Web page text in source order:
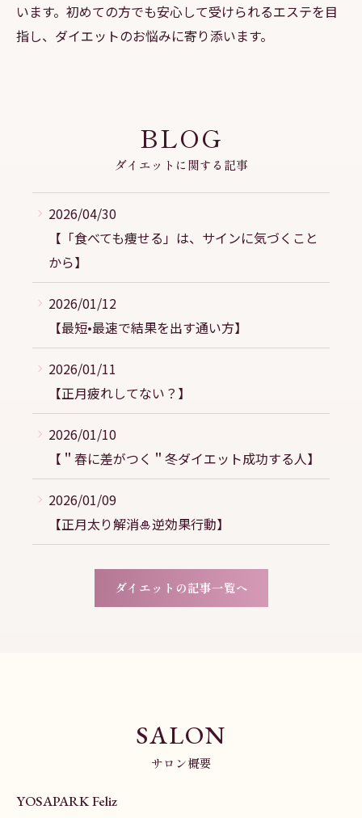
います。初めての方でも安心して受けられるエステを目
指し、ダイエットのお悩みに寄り添います。
BLOG
ダイエットに関する記事
2026/04/30
【「食べても痩せる」は、サインに気づくこと
から】
2026/01/12
【最短•最速で結果を出す通い方】
2026/01/11
【正月疲れしてない？】
2026/01/10
【＂春に差がつく＂冬ダイエット成功する人】
2026/01/09
【正月太り解消🎍逆効果行動】
ダイエットの記事一覧へ
サロン概要
SALON
YOSAPARK Feliz